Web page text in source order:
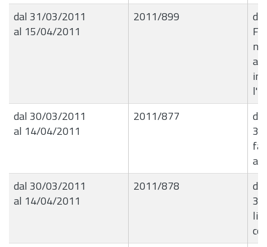
dal 31/03/2011
al 15/04/2011
2011/899
dal 30/03/2011
al 14/04/2011
2011/877
dal 30/03/2011
al 14/04/2011
2011/878